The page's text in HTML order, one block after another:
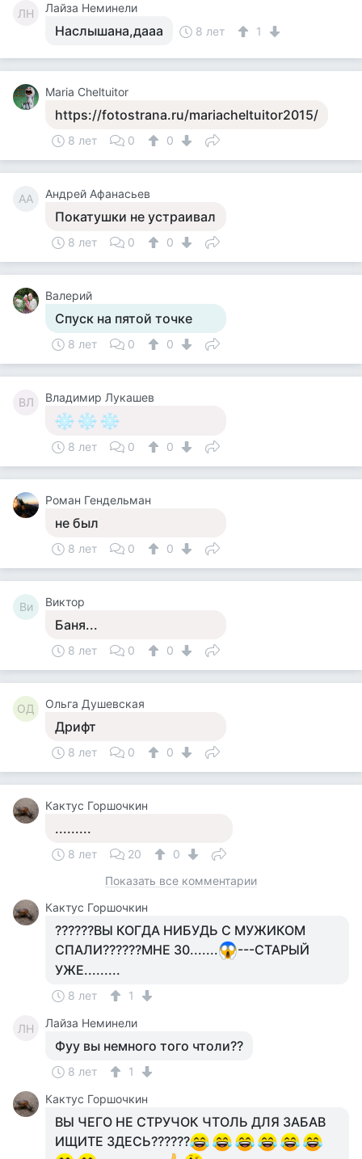
ЛН Лайза Неминели
Наслышана,дааа 8 лет 1
Maria Cheltuitor
https://fotostrana.ru/mariacheltuitor2015/
8 лет 0 0
АА Андрей Афанасьев
Покатушки не устраивал
8 лет 0 0
Валерий
Спуск на пятой точке
8 лет 0 0
ВЛ Владимир Лукашев
8 лет 0 0
Роман Гендельман
не был
8 лет 0 0
Ви Виктор
Баня...
8 лет 0 0
ОД Ольга Душевская
Дрифт
8 лет 0 0
Кактус Горшочкин
.........
8 лет 20
0
Показать все комментарии
Кактус Горшочкин
??????ВЫ КОГДА НИБУДЬ С МУЖИКОМ
СПАЛИ??????МНЕ 30.......
---СТАРЫЙ
УЖЕ.........
8 лет 1
ЛН Лайза Неминели
Фуу вы немного того чтоли??
8 лет
1
Кактус Горшочкин
ВЫ ЧЕГО НЕ СТРУЧОК ЧТОЛЬ ДЛЯ ЗАБАВ
ИЩИТЕ ЗДЕСЬ??????